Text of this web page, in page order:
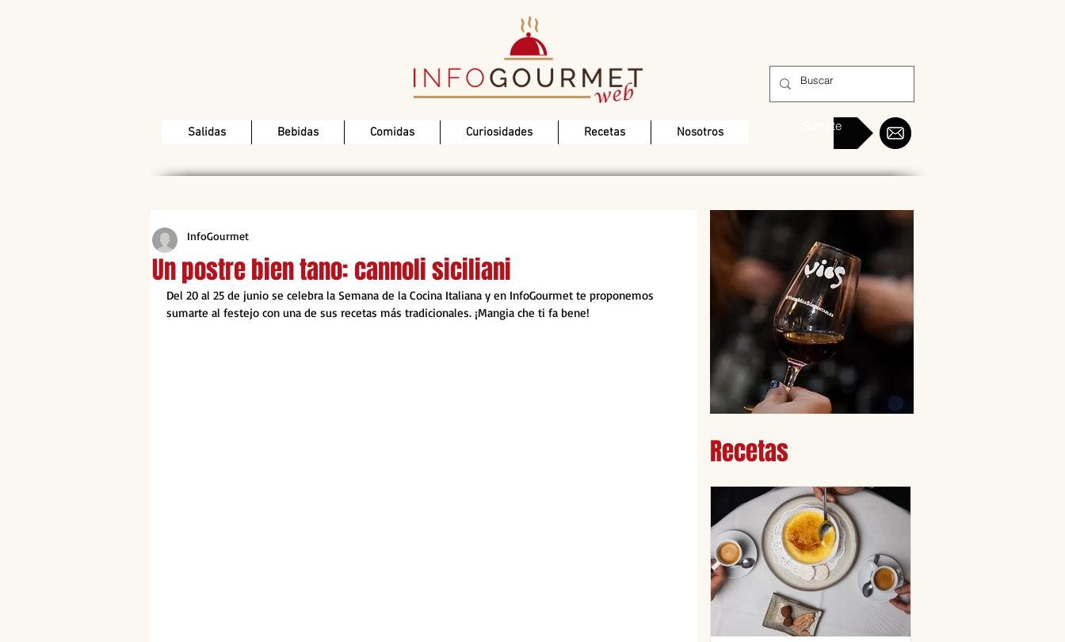
Salidas Bebidas Comidas Curiosidades Recetas Nosotros Sumate
Un postre bien tano: cannoli siciliani
InfoGourmet
Del 20 al 25 de junio se celebra la Semana de la Cocina Italiana y en InfoGourmet te proponemos
sumarte al festejo con una de sus recetas más tradicionales. ¡Mangia che ti fa bene!
Recetas